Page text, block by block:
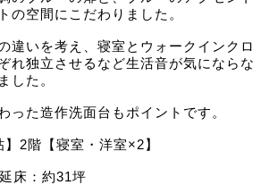
の空間にこだわりました。
違いを考え、寝室とウォークインクロ
れ独立させるなど生活音が気にならな
した。
った造作洗面台もポイントです。
2階【寝室・洋室×2】
床：約31坪